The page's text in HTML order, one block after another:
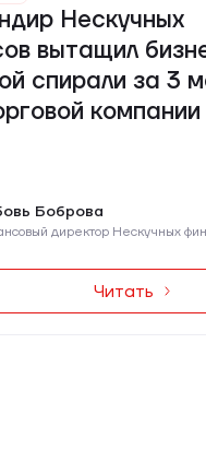
Нескучных
вытащил
спирали за 3
компании
Боброва
директор Нескучных
Читать